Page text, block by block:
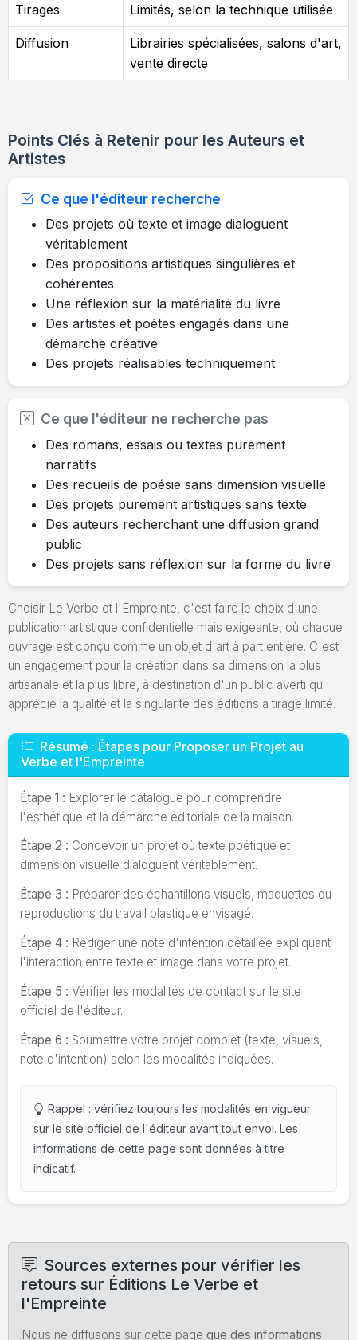
Tirages Limités, selon la technique utilisée
Diffusion
Librairies spécialisées, salons d'art,
vente directe
Points Clés à Retenir pour les Auteurs et
Artistes
Ce que l'éditeur recherche
Des projets où texte et image dialoguent
véritablement
Des propositions artistiques singulières et
cohérentes
Une réflexion sur la matérialité du livre
Des artistes et poètes engagés dans une
démarche créative
Des projets réalisables techniquement
Ce que l'éditeur ne recherche pas
Des romans, essais ou textes purement
narratifs
Des recueils de poésie sans dimension visuelle
Des projets purement artistiques sans texte
Des auteurs recherchant une diffusion grand
public
Des projets sans réflexion sur la forme du livre
Choisir Le Verbe et l'Empreinte, c'est faire le choix d'une
publication artistique confidentielle mais exigeante, où chaque
ouvrage est conçu comme un objet d'art à part entière. C'est
un engagement pour la création dans sa dimension la plus
artisanale et la plus libre, à destination d'un public averti qui
apprécie la qualité et la singularité des éditions à tirage limité.
Résumé : Étapes pour Proposer un Projet au
Verbe et l'Empreinte
Étape 1 : Explorer le catalogue pour comprendre
l'esthétique et la démarche éditoriale de la maison.
Étape 2 : Concevoir un projet où texte poétique et
dimension visuelle dialoguent véritablement.
Étape 3 : Préparer des échantillons visuels, maquettes ou
reproductions du travail plastique envisagé.
Étape 4 : Rédiger une note d'intention détaillée expliquant
l'interaction entre texte et image dans votre projet.
Étape 5 : Vérifier les modalités de contact sur le site
officiel de l'éditeur.
Étape 6 : Soumettre votre projet complet (texte, visuels,
note d'intention) selon les modalités indiquées.
Rappel : vérifiez toujours les modalités en vigueur
sur le site officiel de l'éditeur avant tout envoi. Les
informations de cette page sont données à titre
indicatif.
Sources externes pour vérifier les
retours sur Éditions Le Verbe et
l'Empreinte
Nous ne diffusons sur cette page que des informations